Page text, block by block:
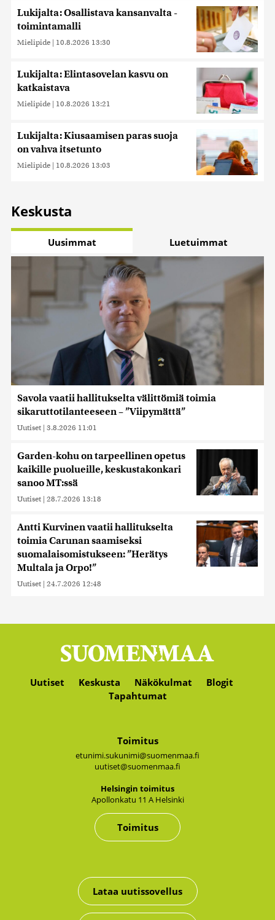
Lukijalta: Osallistava kansanvalta -
toimintamalli
Mielipide | 10.8.2026 13:30
Lukijalta: Elintasovelan kasvu on
katkaistava
Mielipide | 10.8.2026 13:21
Lukijalta: Kiusaamisen paras suoja
on vahva itsetunto
Mielipide | 10.8.2026 13:03
Keskusta
Uusimmat Luetuimmat
Savola vaatii hallitukselta välittömiä toimia
sikaruttotilanteeseen – ”Viipymättä”
Uutiset | 3.8.2026 11:01
Garden-kohu on tarpeellinen opetus
kaikille puolueille, keskustakonkari
sanoo MT:ssä
Uutiset | 28.7.2026 13:18
Antti Kurvinen vaatii hallitukselta
toimia Carunan saamiseksi
suomalaisomistukseen: ”Herätys
Multala ja Orpo!”
Uutiset | 24.7.2026 12:48
Uutiset Keskusta Näkökulmat
Blogit
Tapahtumat
Toimitus
etunimi.sukunimi@suomenmaa.fi
uutiset@suomenmaa.fi
Hel­sin­gin toi­mi­tus
Apol­lon­ka­tu 11 A Hel­sin­ki
Toimitus
Lataa uutissovellus